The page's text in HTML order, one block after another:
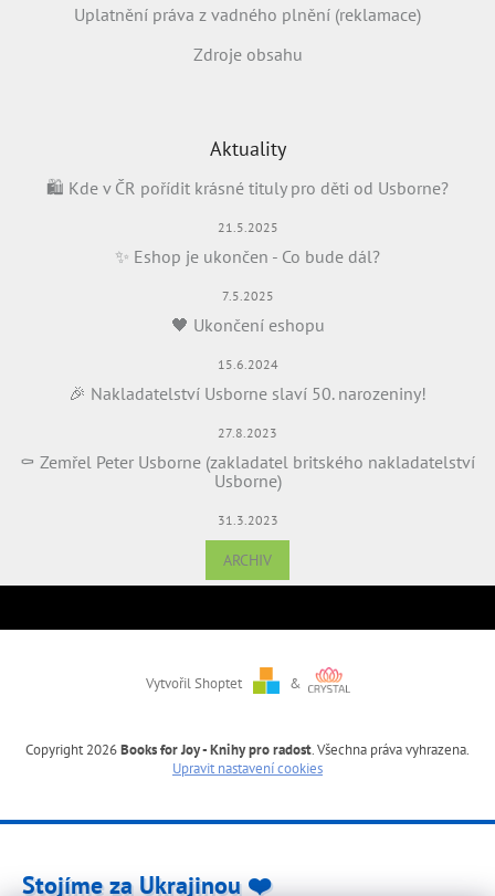
Uplatnění práva z vadného plnění (reklamace)
Zdroje obsahu
Aktuality
🛍️ Kde v ČR pořídit krásné tituly pro děti od Usborne?
21.5.2025
✨ Eshop je ukončen - Co bude dál?
7.5.2025
🖤 Ukončení eshopu
15.6.2024
🎉 Nakladatelství Usborne slaví 50. narozeniny!
27.8.2023
⚰️ Zemřel Peter Usborne (zakladatel britského nakladatelství
Usborne)
31.3.2023
ARCHIV
Vytvořil Shoptet &
Copyright 2026Books for Joy - Knihy pro radost . Všechna práva vyhrazena.
Upravit nastavení cookies
Stojíme za Ukrajinou ❤️